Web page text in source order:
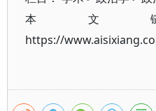
本文
https://